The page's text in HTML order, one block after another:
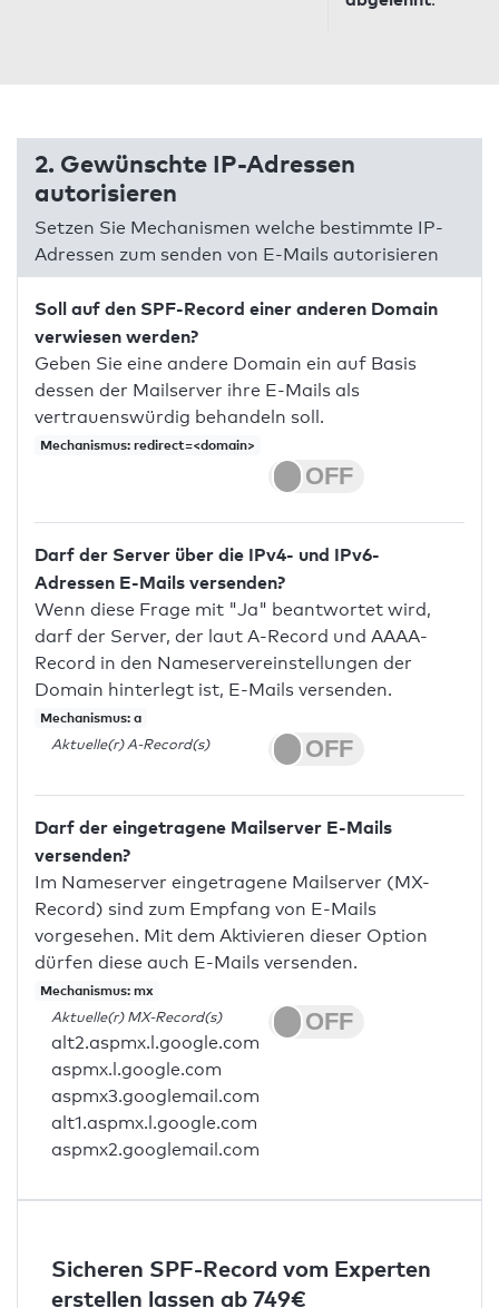
2. Gewünschte IP-Adressen
autorisieren
Setzen Sie Mechanismen welche bestimmte IP-
Adressen zum senden von E-Mails autorisieren
Soll auf den SPF-Record einer anderen Domain
verwiesen werden?
Geben Sie eine andere Domain ein auf Basis
dessen der Mailserver ihre E-Mails als
vertrauenswürdig behandeln soll.
Mechanismus: redirect=<domain>
Darf der Server über die IPv4- und IPv6-
Adressen E-Mails versenden?
Wenn diese Frage mit "Ja" beantwortet wird,
darf der Server, der laut A-Record und AAAA-
Record in den Nameservereinstellungen der
Domain hinterlegt ist, E-Mails versenden.
Mechanismus: a
Aktuelle(r) A-Record(s)
Darf der eingetragene Mailserver E-Mails
versenden?
Im Nameserver eingetragene Mailserver (MX-
Record) sind zum Empfang von E-Mails
vorgesehen. Mit dem Aktivieren dieser Option
dürfen diese auch E-Mails versenden.
Mechanismus: mx
Aktuelle(r) MX-Record(s)
alt2.aspmx.l.google.com
aspmx.l.google.com
aspmx3.googlemail.com
alt1.aspmx.l.google.com
aspmx2.googlemail.com
Sicheren SPF-Record vom Experten
erstellen lassen ab 749€